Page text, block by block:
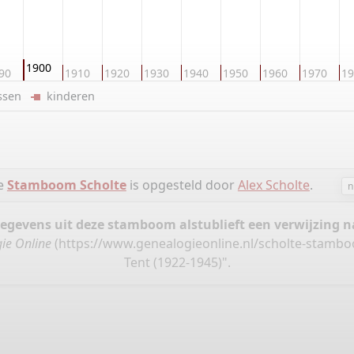
1900 1910 1920 1930 1940 1950 1960 1970
kinderen
Stamboom Scholteis opgesteld door Alex Scholte.
uit deze stamboom alstublieft een verwijzing
Online (https://www.genealogieonline.nl/scholte-
Tent (1922-1945)".